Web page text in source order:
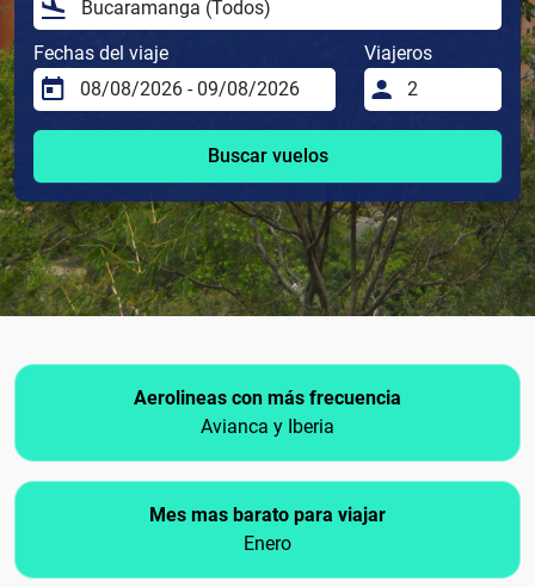
Fechas del viaje Viajeros
Buscar vuelos
Aerolineas con más frecuencia
Avianca y Iberia
Mes mas barato para viajar
Enero